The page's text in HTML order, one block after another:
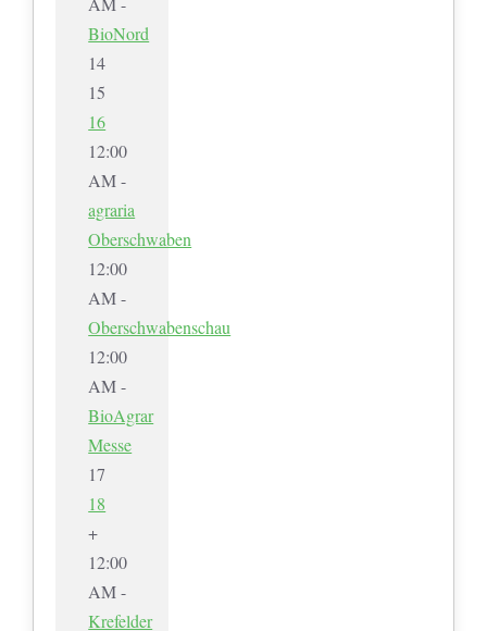
BioNord
14
15
16
12:00
AM -
agraria
Oberschwaben
12:00
AM -
Oberschwabenschau
12:00
AM -
BioAgrar
Messe
17
18
+
12:00
AM -
Krefelder